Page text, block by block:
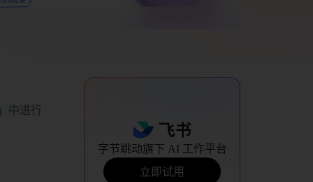
中进行
字节跳动旗下 AI 工作平台
立即试用